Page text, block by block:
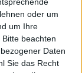
oder um
um Ihre
Bitte beachten
Daten
Sie das Recht